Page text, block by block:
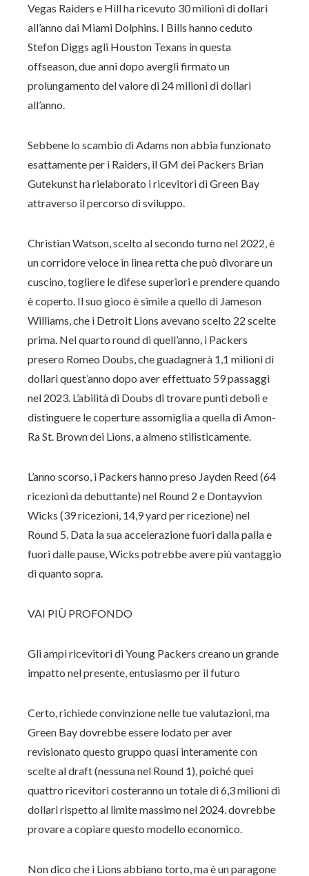
Vegas Raiders e Hill ha ricevuto 30 milioni di dollari
all’anno dai Miami Dolphins. I Bills hanno ceduto
Stefon Diggs agli Houston Texans in questa
offseason, due anni dopo avergli firmato un
prolungamento del valore di 24 milioni di dollari
all’anno.
Sebbene lo scambio di Adams non abbia funzionato
esattamente per i Raiders, il GM dei Packers Brian
Gutekunst ha rielaborato i ricevitori di Green Bay
attraverso il percorso di sviluppo.
Christian Watson, scelto al secondo turno nel 2022, è
un corridore veloce in linea retta che può divorare un
cuscino, togliere le difese superiori e prendere quando
è coperto. Il suo gioco è simile a quello di Jameson
Williams, che i Detroit Lions avevano scelto 22 scelte
prima. Nel quarto round di quell’anno, i Packers
presero Romeo Doubs, che guadagnerà 1,1 milioni di
dollari quest’anno dopo aver effettuato 59 passaggi
nel 2023. L’abilità di Doubs di trovare punti deboli e
distinguere le coperture assomiglia a quella di Amon-
Ra St. Brown dei Lions, a almeno stilisticamente.
L’anno scorso, i Packers hanno preso Jayden Reed (64
ricezioni da debuttante) nel Round 2 e Dontayvion
Wicks (39 ricezioni, 14,9 yard per ricezione) nel
Round 5. Data la sua accelerazione fuori dalla palla e
fuori dalle pause, Wicks potrebbe avere più vantaggio
di quanto sopra.
VAI PIÙ PROFONDO
Gli ampi ricevitori di Young Packers creano un grande
impatto nel presente, entusiasmo per il futuro
Certo, richiede convinzione nelle tue valutazioni, ma
Green Bay dovrebbe essere lodato per aver
revisionato questo gruppo quasi interamente con
scelte al draft (nessuna nel Round 1), poiché quei
quattro ricevitori costeranno un totale di 6,3 milioni di
dollari rispetto al limite massimo nel 2024. dovrebbe
provare a copiare questo modello economico.
Non dico che i Lions abbiano torto, ma è un paragone